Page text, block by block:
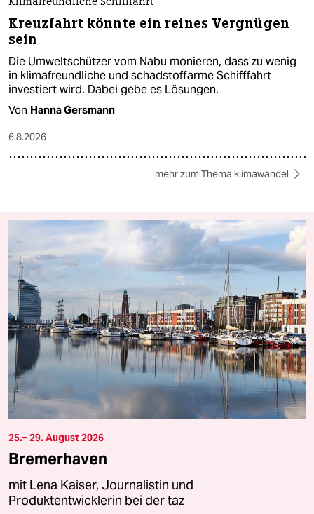
Klimafreundliche Schifffahrt
Kreuzfahrt könnte ein reines Vergnügen
sein
Die Umweltschützer vom Nabu monieren, dass zu wenig
in klimafreundliche und schadstoffarme Schifffahrt
investiert wird. Dabei gebe es Lösungen.
Von Hanna Gersmann
6.8.2026
mehr zum Thema klimawandel
25.– 29. August 2026
Bremerhaven
mit Lena Kaiser, Journalistin und
Produktentwicklerin bei der taz